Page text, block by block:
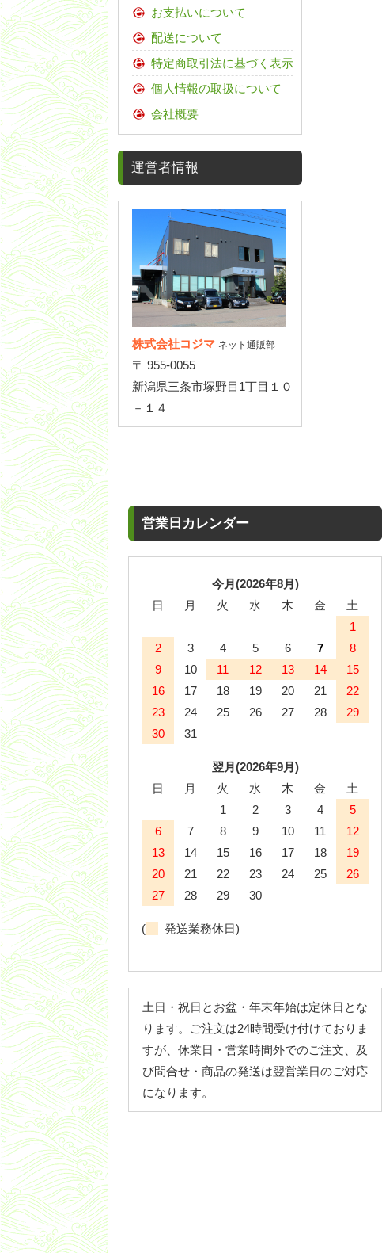
お支払いについて
配送について
特定商取引法に基づく表示
個人情報の取扱について
会社概要
運営者情報
株式会社コジマ ネット通販部
〒 955-0055
新潟県三条市塚野目1丁目１０
－１４
営業日カレンダー
今月(2026年8月)
日
月 火 水 木 金
土
1
2
3 4 5 6 7
8
9
10 11 12 13 14
15
16
17 18 19 20 21
22
23
24 25 26 27 28
29
30
31
翌月(2026年9月)
日
月 火 水 木 金
土
1
2 3 4
5
6
7 8 9 10 11
12
13
14 15 16 17 18
19
20
21 22 23 24 25
26
27
28 29 30
( 発送業務休日)
土日・祝日とお盆・年末年始は定休日とな
ります。ご注文は24時間受け付けておりま
すが、休業日・営業時間外でのご注文、及
び問合せ・商品の発送は翌営業日のご対応
になります。